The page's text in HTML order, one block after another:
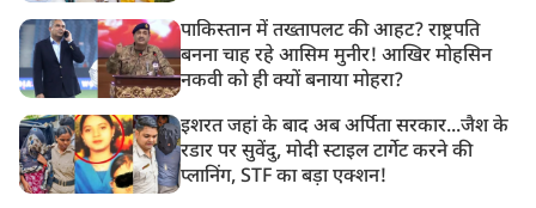
पाकिस्तान में तख्तापलट की आहट? राष्ट्रपति
बनना चाह रहे आसिम मुनीर! आखिर मोहसिन
नकवी को ही क्यों बनाया मोहरा?
इशरत जहां के बाद अब अर्पिता सरकार...जैश के
रडार पर सुवेंदु, मोदी स्टाइल टार्गेट करने की
प्लानिंग, STF का बड़ा एक्शन!